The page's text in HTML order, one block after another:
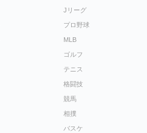
Jリーグ
プロ野球
MLB
ゴルフ
テニス
格闘技
競馬
相撲
バスケ